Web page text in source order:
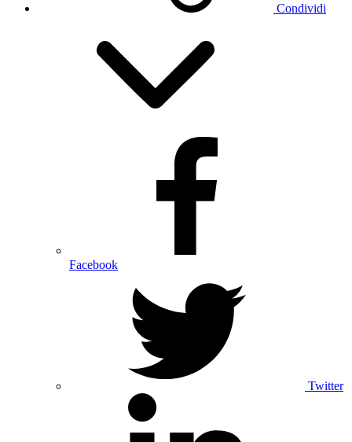
Condividi
Facebook
Twitter